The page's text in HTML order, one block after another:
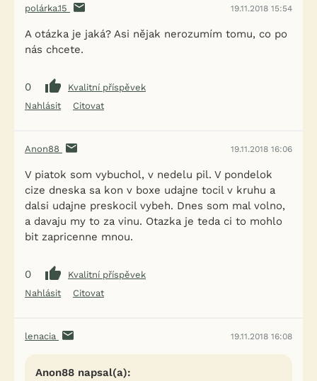
polárka.15 19.11.2018 15:54
A otázka je jaká? Asi nějak nerozumím tomu, co po
nás chcete.
0
Kvalitní příspěvek
Nahlásit
Citovat
Anon88 19.11.2018 16:06
V piatok som vybuchol, v nedelu pil. V pondelok
cize dneska sa kon v boxe udajne tocil v kruhu a
dalsi udajne preskocil vybeh. Dnes som mal volno,
a davaju my to za vinu. Otazka je teda ci to mohlo
bit zapricenne mnou.
0
Kvalitní příspěvek
Nahlásit
Citovat
lenacia 19.11.2018 16:08
Anon88 napsal(a):